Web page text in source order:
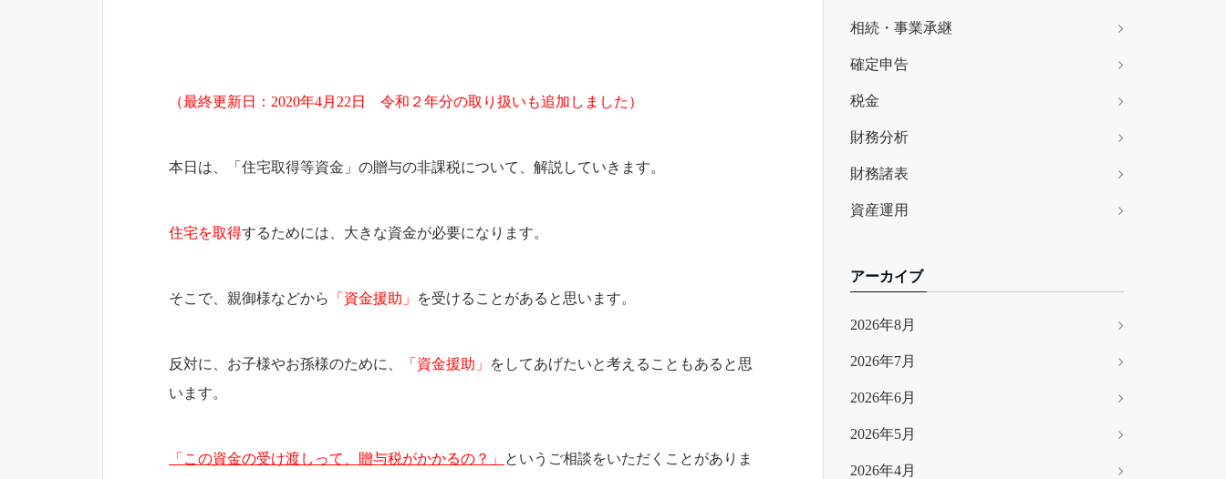
（最終更新日：2020年4月22日 令和２年分の取り扱いも追加しました）
本日は、「住宅取得等資金」の贈与の非課税について、解説していきます。
住宅を取得するためには、大きな資金が必要になります。
そこで、親御様などから 「資金援助」 を受けることがあると思います。
反対に、お子様やお孫様のために、 「資金援助」
をしてあげたいと考えることもあると思
います。
「この資金の受け渡しって、贈与税がかかるの？」
というご相談をいただくことがありま
相続・事業承継
確定申告
税金
財務分析
財務諸表
資産運用
アーカイブ
2026年8月
2026年7月
2026年6月
2026年5月
2026年4月